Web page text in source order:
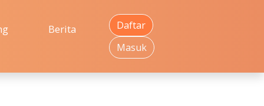
Berita
Daftar
Masuk